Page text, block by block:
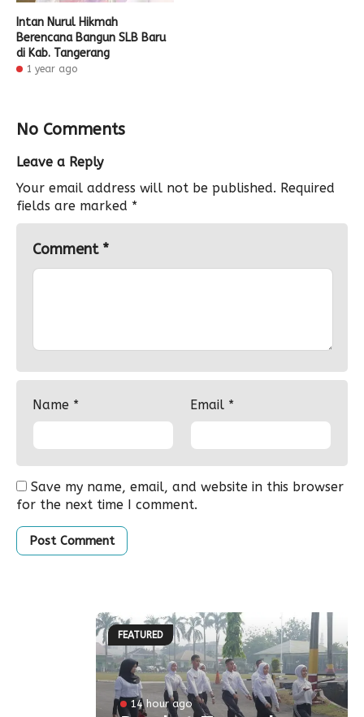
Intan Nurul Hikmah
Berencana Bangun SLB Baru
di Kab. Tangerang
1 year ago
No Comments
Leave a Reply
Your email address will not be published. Required
fields are marked *
Comment *
Name * Email *
Save my name, email, and website in this browser
for the next time I comment.
FEATURED
14 hour ago